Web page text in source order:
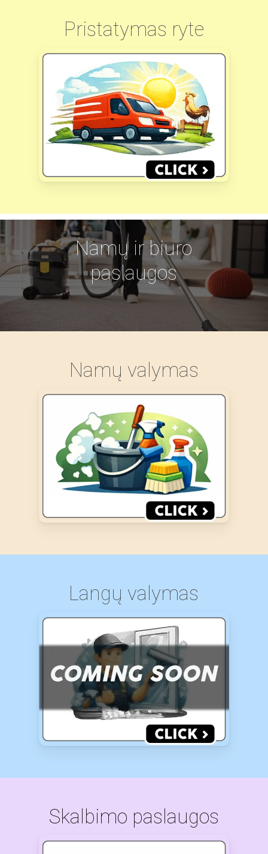
Pristatymas ryte
Namų ir biuro
paslaugos
Namų valymas
Langų valymas
Skalbimo paslaugos